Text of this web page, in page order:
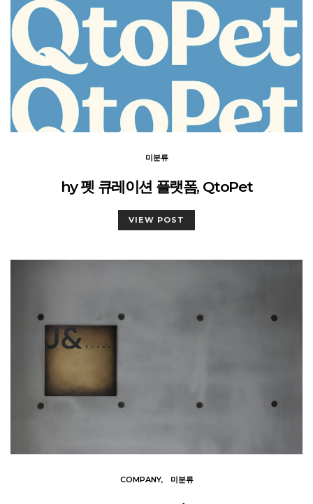
미분류
hy 펫 큐레이션 플랫폼, QtoPet
VIEW POST
COMPANY 미분류